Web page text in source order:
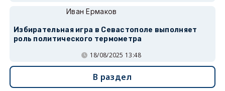
Иван Ермаков
Избирательная игра в Севастополе выполняет
роль политического термометра
18/08/2025 13:48
В раздел